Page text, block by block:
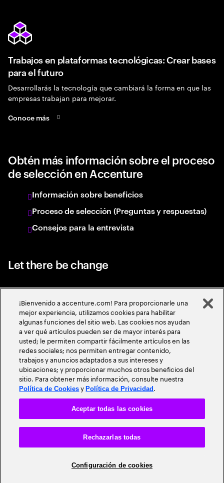
Trabajos en plataformas tecnológicas: Crear bases
para el futuro
Desarrollarás la tecnología que cambiará la forma en que las
empresas trabajan para mejorar.
Conoce más
Obtén más información sobre el proceso
de selección en Accenture
Información sobre beneficios
Proceso de selección (Preguntas y respuestas)
Consejos para la entrevista
Let there be change
Acerca de Accenture
Contáctanos
Alumni
Declaración de Privacidad
Declaración de privacidad en reclutamiento y contratación
Condiciones de uso
Privacidad y cookies
Declaración de accesibilidad
¡Bienvenido a accenture.com! Para proporcionarle una
mejor experiencia, utilizamos cookies para habilitar
algunas funciones del sitio web. Las cookies nos ayudan
a ver qué artículos pueden ser de mayor interés para
usted; le permiten compartir fácilmente artículos en las
redes sociales; nos permiten entregar contenido,
trabajos y anuncios adaptados a sus intereses y
ubicaciones; y proporcionar muchos otros beneficios del
sitio. Para obtener más información, consulte nuestra
Política de Cookies yPolítica de Privacidad .
Configuración de cookies
Rechazarlas todas
Aceptar todas las cookies